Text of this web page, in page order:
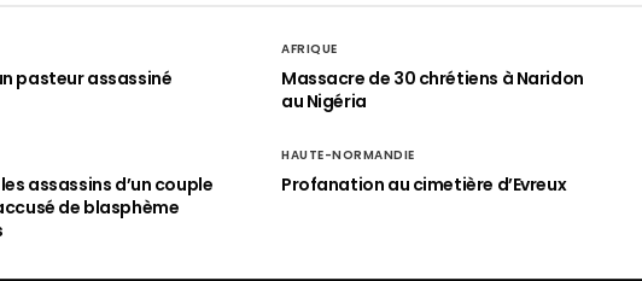
pasteur assassiné
AFRIQUE
Massacre de 30 chrétiens à Naridon
au Nigéria
assassins d’un couple
de blasphème
HAUTE-NORMANDIE
Profanation au cimetière d’Evreux